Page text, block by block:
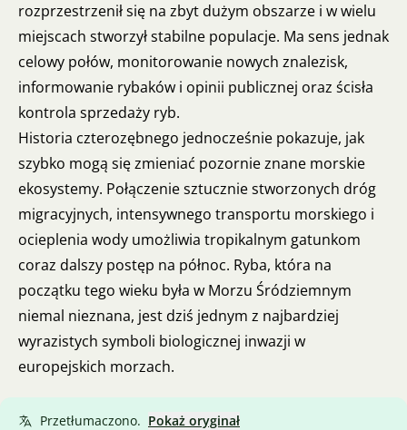
rozprzestrzenił się na zbyt dużym obszarze i w wielu
miejscach stworzył stabilne populacje. Ma sens jednak
celowy połów, monitorowanie nowych znalezisk,
informowanie rybaków i opinii publicznej oraz ścisła
kontrola sprzedaży ryb.
Historia czterozębnego jednocześnie pokazuje, jak
szybko mogą się zmieniać pozornie znane morskie
ekosystemy. Połączenie sztucznie stworzonych dróg
migracyjnych, intensywnego transportu morskiego i
ocieplenia wody umożliwia tropikalnym gatunkom
coraz dalszy postęp na północ. Ryba, która na
początku tego wieku była w Morzu Śródziemnym
niemal nieznana, jest dziś jednym z najbardziej
wyrazistych symboli biologicznej inwazji w
europejskich morzach.
Przetłumaczono. Pokaż oryginał